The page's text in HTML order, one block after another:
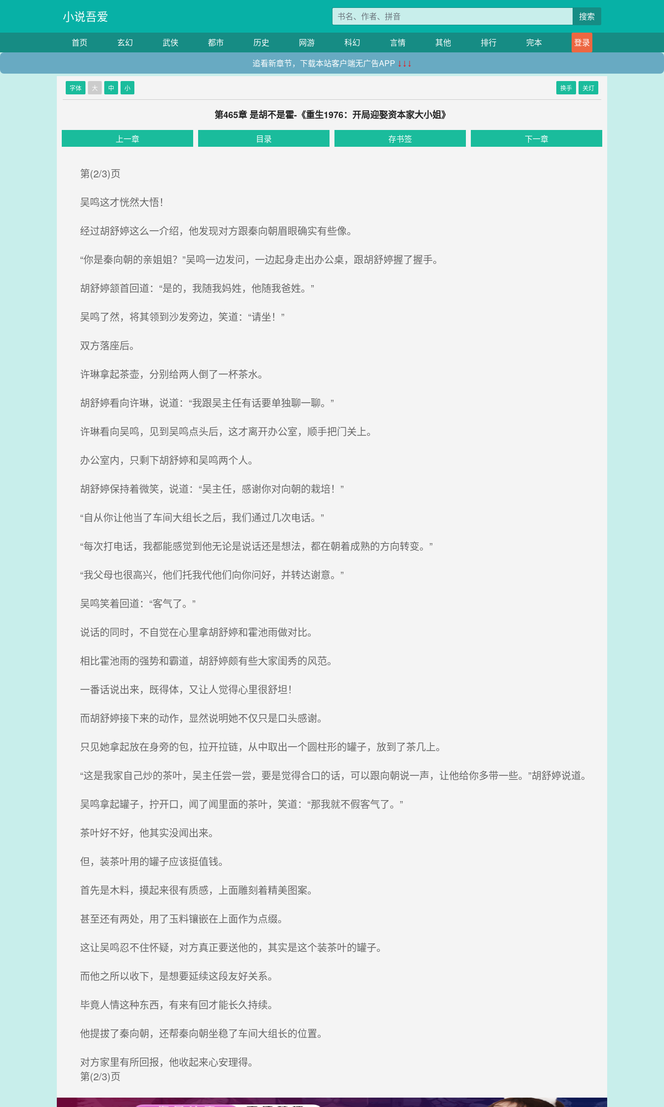
小说吾爱 搜索
首页 玄幻 武侠 都市 历史 网游 科幻 言情 其他 排行 完本
登录
追看新章节，下载本站客户端无广告APP ↓↓↓
字体 大 中 小 换手 关灯
第465章 是胡不是霍-《重生1976：开局迎娶资本家大小姐》
上一章 目录 存书签 下一章
第(2/3)页
吴鸣这才恍然大悟！
经过胡舒婷这么一介绍，他发现对方跟秦向朝眉眼确实有些像。
“你是秦向朝的亲姐姐？”吴鸣一边发问，一边起身走出办公桌，跟胡舒婷握了握手。
胡舒婷颔首回道：“是的，我随我妈姓，他随我爸姓。”
吴鸣了然，将其领到沙发旁边，笑道：“请坐！”
双方落座后。
许琳拿起茶壶，分别给两人倒了一杯茶水。
胡舒婷看向许琳，说道：“我跟吴主任有话要单独聊一聊。”
许琳看向吴鸣，见到吴鸣点头后，这才离开办公室，顺手把门关上。
办公室内，只剩下胡舒婷和吴鸣两个人。
胡舒婷保持着微笑，说道：“吴主任，感谢你对向朝的栽培！”
“自从你让他当了车间大组长之后，我们通过几次电话。”
“每次打电话，我都能感觉到他无论是说话还是想法，都在朝着成熟的方向转变。”
“我父母也很高兴，他们托我代他们向你问好，并转达谢意。”
吴鸣笑着回道：“客气了。”
说话的同时，不自觉在心里拿胡舒婷和霍池雨做对比。
相比霍池雨的强势和霸道，胡舒婷颇有些大家闺秀的风范。
一番话说出来，既得体，又让人觉得心里很舒坦！
而胡舒婷接下来的动作，显然说明她不仅只是口头感谢。
只见她拿起放在身旁的包，拉开拉链，从中取出一个圆柱形的罐子，放到了茶几上。
“这是我家自己炒的茶叶，吴主任尝一尝，要是觉得合口的话，可以跟向朝说一声，让他给你多带一些。”胡舒婷说道。
吴鸣拿起罐子，拧开口，闻了闻里面的茶叶，笑道：“那我就不假客气了。”
茶叶好不好，他其实没闻出来。
但，装茶叶用的罐子应该挺值钱。
首先是木料，摸起来很有质感，上面雕刻着精美图案。
甚至还有两处，用了玉料镶嵌在上面作为点缀。
这让吴鸣忍不住怀疑，对方真正要送他的，其实是这个装茶叶的罐子。
而他之所以收下，是想要延续这段友好关系。
毕竟人情这种东西，有来有回才能长久持续。
他提拔了秦向朝，还帮秦向朝坐稳了车间大组长的位置。
对方家里有所回报，他收起来心安理得。
第(2/3)页